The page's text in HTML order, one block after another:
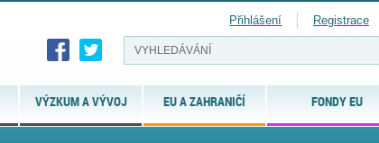
VÝZKUM A VÝVOJ EU A ZAHRANIČÍ FONDY EU
Přihlášení Registrace